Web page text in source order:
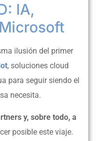
IA,
ilusión del primer
, soluciones cloud
para seguir siendo el
necesita.
y, sobre todo, a
posible este viaje.